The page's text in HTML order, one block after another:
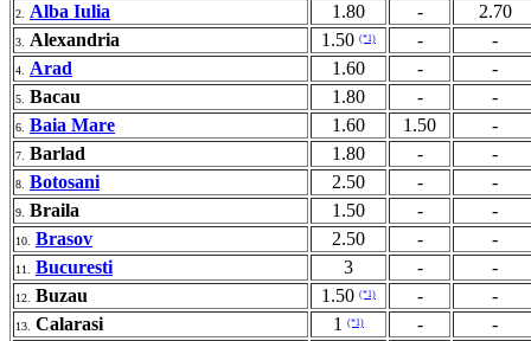
2. Alba Iulia 1.80 - 2.70
3. Alexandria 1.50 (*1) - -
4. Arad 1.60 - -
5. Bacau 1.80 - -
6. Baia Mare 1.60 1.50 -
7. Barlad 1.80 - -
8. Botosani 2.50 - -
9. Braila 1.50 - -
10. Brasov 2.50 - -
11. Bucuresti 3 - -
12. Buzau 1.50 (*1) - -
13. Calarasi 1 (*1) - -